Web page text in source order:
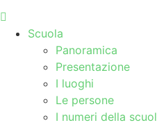
Scuola
Panoramica
Presentazione
I luoghi
Le persone
I numeri della